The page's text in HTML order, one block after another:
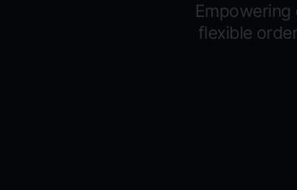
flexible